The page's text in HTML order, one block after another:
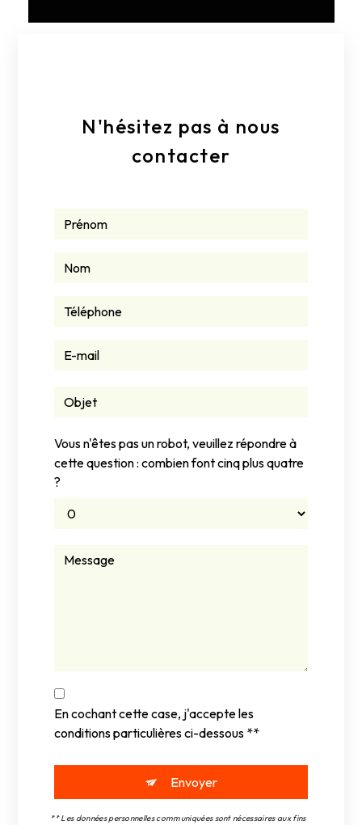
N'hésitez pas à nous
contacter
Vous n'êtes pas un robot, veuillez répondre à
cette question : combien font cinq plus quatre
?
En cochant cette case, j'accepte les
conditions particulières ci-dessous **
Envoyer
** Les données personnelles communiquées sont nécessaires aux fins